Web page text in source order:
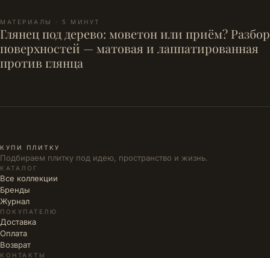
МАТЕРИАЛЫ · 5 МИНУТ
Глянец под дерево: моветон или приём? Разбор
поверхностей — матовая и лаппатированная
против глянца
КУПИ ПЛИТКУ
Подбираем плитку под идею, пространство и жизнь.
КАТАЛОГ
Все коллекции
Бренды
Журнал
ПОКУПАТЕЛЮ
Доставка
Оплата
Возврат
КОНТАКТЫ